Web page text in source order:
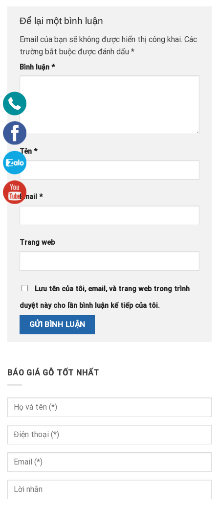
Để lại một bình luận
Email của bạn sẽ không được hiển thị công khai. Các
trường bắt buộc được đánh dấu *
Bình luận *
Tên *
Email *
Trang web
Lưu tên của tôi, email, và trang web trong trình
duyệt này cho lần bình luận kế tiếp của tôi.
BÁO GIÁ GỖ TỐT NHẤT